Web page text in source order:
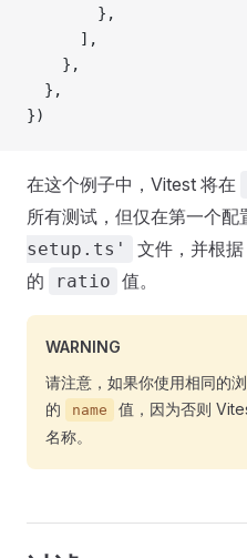
        },
      ],
    },
  },
})
在这个例子中，Vitest 将在
所有测试，但仅在第一个配
setup.ts'
文件，并根据
的
ratio 值。
WARNING
请注意，如果你使用相同的
的
name 值，因为否则
名称。